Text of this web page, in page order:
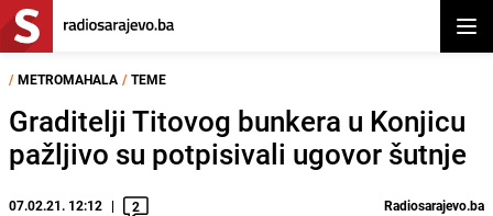
/ METROMAHALA / TEME
Graditelji Titovog bunkera u Konjicu
pažljivo su potpisivali ugovor šutnje
07.02.21. 12:12 2 Radiosarajevo.ba